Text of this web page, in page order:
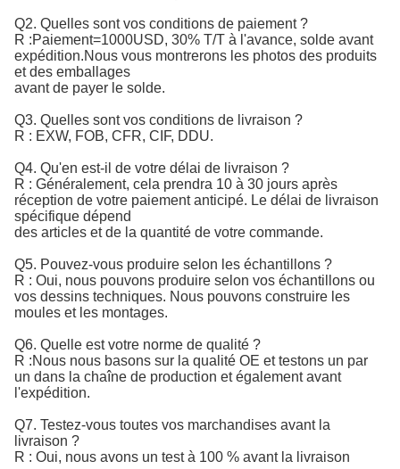
Q2. Quelles sont vos conditions de paiement ?
R :Paiement=1000USD, 30% T/T à l'avance, solde avant
expédition.Nous vous montrerons les photos des produits
et des emballages
avant de payer le solde.
Q3. Quelles sont vos conditions de livraison ?
R : EXW, FOB, CFR, CIF, DDU.
Q4. Qu'en est-il de votre délai de livraison ?
R : Généralement, cela prendra 10 à 30 jours après
réception de votre paiement anticipé. Le délai de livraison
spécifique dépend
des articles et de la quantité de votre commande.
Q5. Pouvez-vous produire selon les échantillons ?
R : Oui, nous pouvons produire selon vos échantillons ou
vos dessins techniques. Nous pouvons construire les
moules et les montages.
Q6. Quelle est votre norme de qualité ?
R :Nous nous basons sur la qualité OE et testons un par
un dans la chaîne de production et également avant
l'expédition.
Q7. Testez-vous toutes vos marchandises avant la
livraison ?
R : Oui, nous avons un test à 100 % avant la livraison